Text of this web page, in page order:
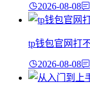
2026-08-08
tp钱包官网打
2026-08-08